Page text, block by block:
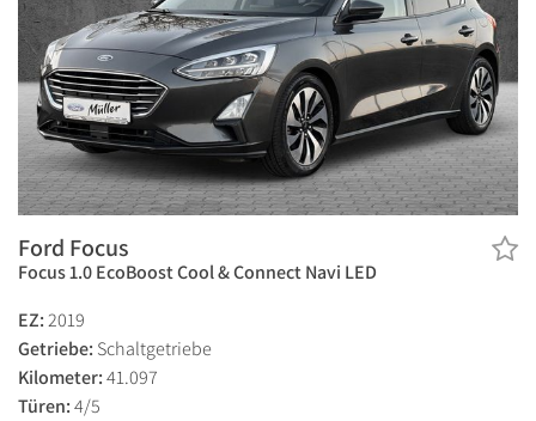
Ford Focus
Focus 1.0 EcoBoost Cool & Connect Navi LED
EZ:2019
Getriebe: Schaltgetriebe
Kilometer:41.097
Türen:4/5